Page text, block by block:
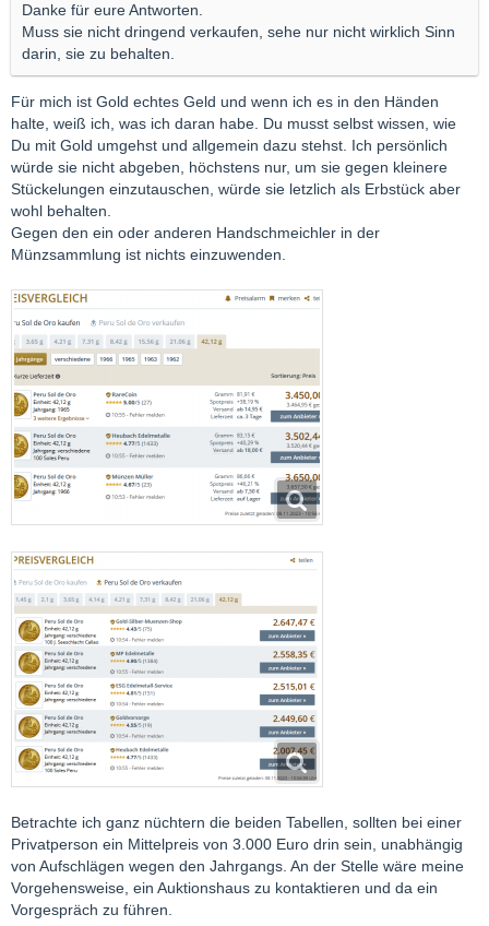
Danke für eure Antworten.
Muss sie nicht dringend verkaufen, sehe nur nicht wirklich Sinn
darin, sie zu behalten.
Für mich ist Gold echtes Geld und wenn ich es in den Händen
halte, weiß ich, was ich daran habe. Du musst selbst wissen, wie
Du mit Gold umgehst und allgemein dazu stehst. Ich persönlich
würde sie nicht abgeben, höchstens nur, um sie gegen kleinere
Stückelungen einzutauschen, würde sie letzlich als Erbstück aber
wohl behalten.
Gegen den ein oder anderen Handschmeichler in der
Münzsammlung ist nichts einzuwenden.
Betrachte ich ganz nüchtern die beiden Tabellen, sollten bei einer
Privatperson ein Mittelpreis von 3.000 Euro drin sein, unabhängig
von Aufschlägen wegen den Jahrgangs. An der Stelle wäre meine
Vorgehensweise, ein Auktionshaus zu kontaktieren und da ein
Vorgespräch zu führen.